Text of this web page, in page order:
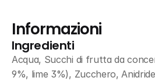
Informazioni
Ingredienti
Acqua, Succhi di frutta da
9%, lime 3%), Zucchero,